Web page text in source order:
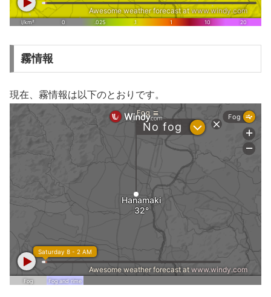
霧情報
現在、霧情報は以下のとおりです。